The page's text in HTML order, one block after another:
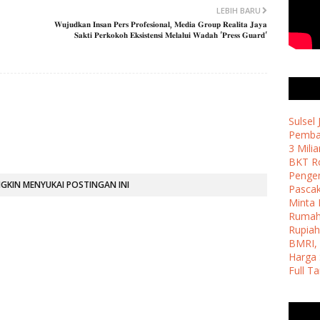
LEBIH BARU
​𝐖𝐮𝐣𝐮𝐝𝐤𝐚𝐧 𝐈𝐧𝐬𝐚𝐧 𝐏𝐞𝐫𝐬 𝐏𝐫𝐨𝐟𝐞𝐬𝐢𝐨𝐧𝐚𝐥, 𝐌𝐞𝐝𝐢𝐚 𝐆𝐫𝐨𝐮𝐩 𝐑𝐞𝐚𝐥𝐢𝐭𝐚 𝐉𝐚𝐲𝐚
𝐒𝐚𝐤𝐭𝐢 𝐏𝐞𝐫𝐤𝐨𝐤𝐨𝐡 𝐄𝐤𝐬𝐢𝐬𝐭𝐞𝐧𝐬𝐢 𝐌𝐞𝐥𝐚𝐥𝐮𝐢 𝐖𝐚𝐝𝐚𝐡 '𝐏𝐫𝐞𝐬𝐬 𝐆𝐮𝐚𝐫𝐝'
MENYUKAI POSTINGAN INI
Sulsel
3
BKT
Minta
Harga
Full